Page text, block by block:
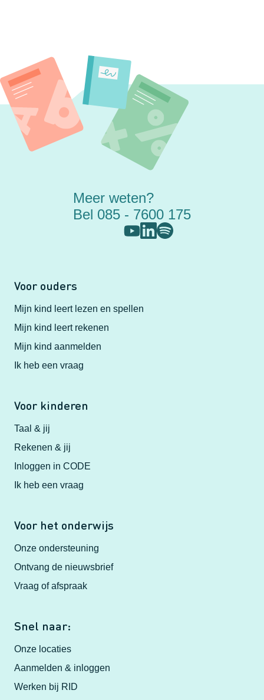
Meer weten?
Bel 085 - 7600 175
Voor ouders
Mijn kind leert lezen en spellen
Mijn kind leert rekenen
Mijn kind aanmelden
Ik heb een vraag
Voor kinderen
Taal & jij
Rekenen & jij
Inloggen in CODE
Ik heb een vraag
Voor het onderwijs
Onze ondersteuning
Ontvang de nieuwsbrief
Vraag of afspraak
Snel naar:
Onze locaties
Aanmelden & inloggen
Werken bij RID